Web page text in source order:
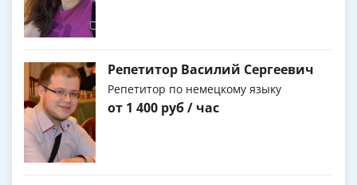
Репетитор Василий Сергеевич
Репетитор по немецкому языку
от 1 400 руб / час